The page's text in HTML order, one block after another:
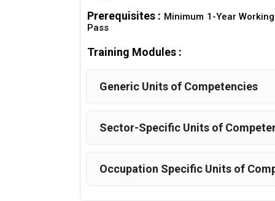
Prerequisites : Minimum 1-Year
Pass
Training Modules :
Generic Units of Competencies
Sector-Specific Units of
Occupation Specific Units of